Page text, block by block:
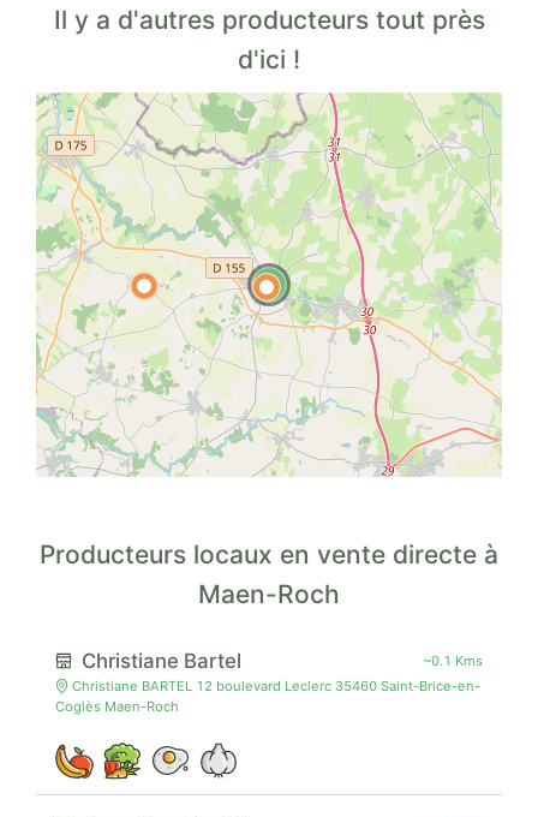
Il y a d'autres producteurs tout près
d'ici !
Producteurs locaux en vente directe à
Maen-Roch
Christiane Bartel
~0.1 Kms
Christiane BARTEL 12 boulevard Leclerc 35460 Saint-Brice-en-
Coglès Maen-Roch